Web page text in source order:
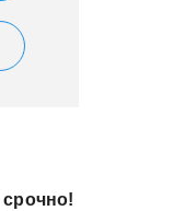
срочно!